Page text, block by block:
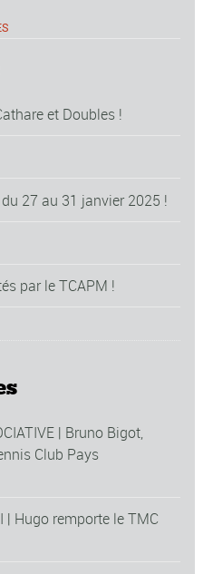
et Doubles !
27 au 31 janvier 2025 !
par le TCAPM !
| Bruno Bigot,
Club Pays
| Hugo remporte le TMC